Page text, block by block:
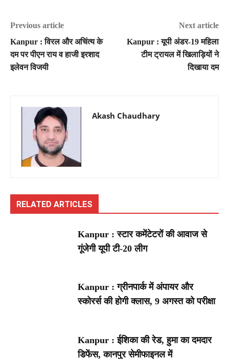
Previous article
Kanpur : विरल और अचिंत्य के
दम पर पीएन राय व हाजी इरशाद
इलेवन विजयी
Next article
Kanpur : यूपी अंडर-19 महिला
टीम ट्रायल में खिलाड़ियों ने
दिखाया दम
Akash Chaudhary
RELATED ARTICLES
Kanpur : स्टार कमेंटेटरों की आवाज से
गूंजेगी यूपी टी-20 लीग
Kanpur : ग्रीनपार्क में अंपायर और
स्कोरर्स की होगी क्लास, 9 अगस्त को परीक्षा
Kanpur : ईशिका की रेड, हुमा का दमदार
डिफेंस, कानपुर सेमीफाइनल में